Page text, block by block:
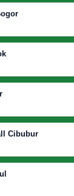
Cibubur